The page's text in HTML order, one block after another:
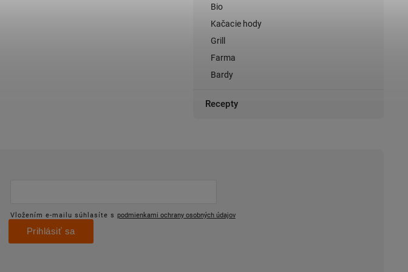
Bio
Kačacie hody
Grill
Farma
Bardy
Recepty
Vložením e-mailu súhlasíte s podmienkami ochrany osobných údajov
Prihlásiť sa